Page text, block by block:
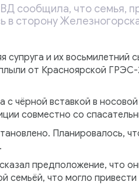
сообщила, что семья,
в сторону
и их восьмилетний
от Красноярской ГРЭС-
с чёрной вставкой в
совместно со
Планировалось,
предположение, что
семьёй, что могло